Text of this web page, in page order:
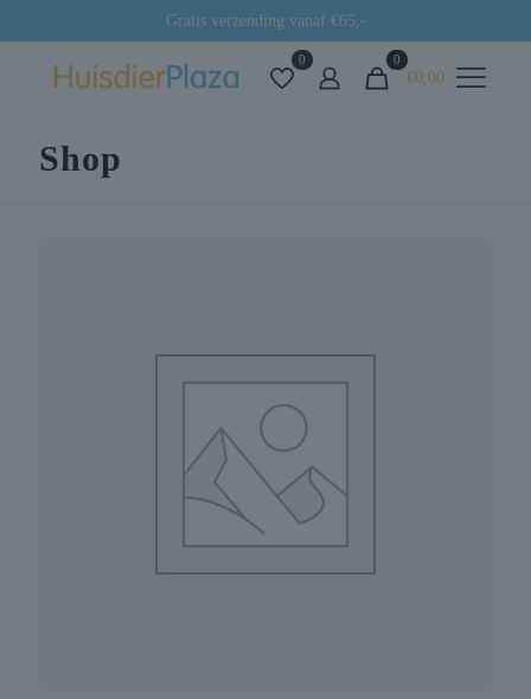
Gratis verzending vanaf €65,-
0 0
€0,00
Shop